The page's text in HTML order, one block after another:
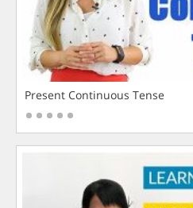
Present Continuous Tense